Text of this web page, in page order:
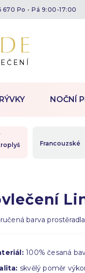
670 Po - Pá 9:00-17:00
Francouzské
NOČNÍ
barva
100% česaná
skvělý poměr